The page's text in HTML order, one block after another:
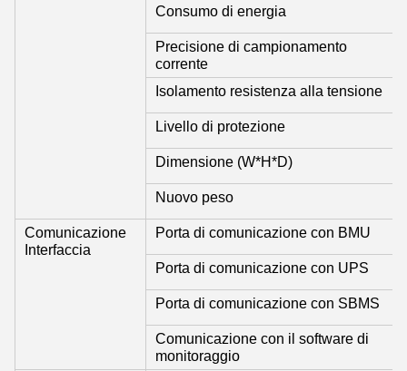
Consumo di energia
Precisione di campionamento
corrente
Isolamento resistenza alla tensione
Livello di protezione
Dimensione (W*H*D)
Nuovo peso
Comunicazione
Interfaccia
Porta di comunicazione con BMU
Porta di comunicazione con UPS
Porta di comunicazione con SBMS
Comunicazione con il software di
monitoraggio